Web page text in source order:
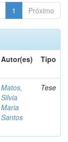
1 Próximo
Autor(es) Tipo
Matos,
Silvia
Maria
Santos
Tese